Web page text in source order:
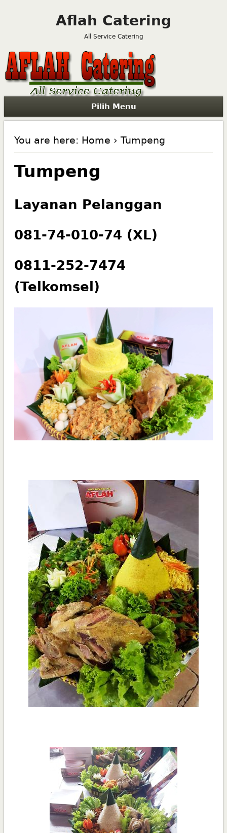
Aflah Catering
All Service Catering
Pilih Menu
You are here: Home › Tumpeng
Tumpeng
Layanan Pelanggan
081-74-010-74 (XL)
0811-252-7474
(Telkomsel)